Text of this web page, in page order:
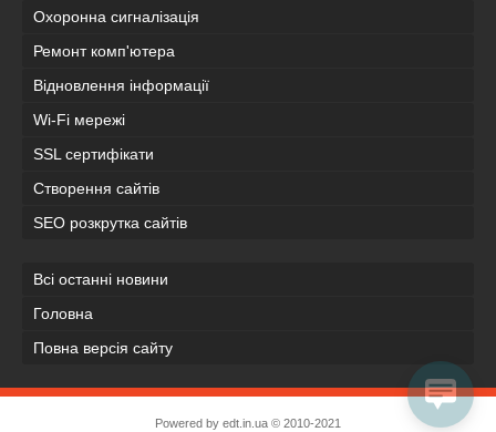
Охоронна сигналізація
Ремонт комп'ютера
Відновлення інформації
Wi-Fi мережі
SSL сертифікати
Створення сайтів
SEO розкрутка сайтів
Всі останні новини
Головна
Повна версія сайту
Powered by edt.in.ua © 2010-2021